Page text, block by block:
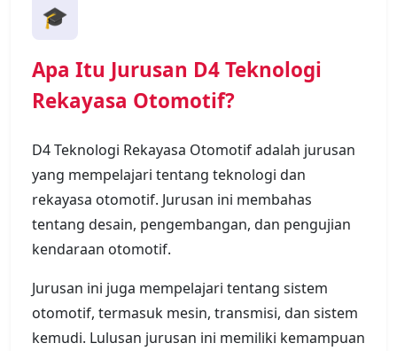
🎓
Apa Itu Jurusan D4 Teknologi
Rekayasa Otomotif?
D4 Teknologi Rekayasa Otomotif adalah jurusan
yang mempelajari tentang teknologi dan
rekayasa otomotif. Jurusan ini membahas
tentang desain, pengembangan, dan pengujian
kendaraan otomotif.
Jurusan ini juga mempelajari tentang sistem
otomotif, termasuk mesin, transmisi, dan sistem
kemudi. Lulusan jurusan ini memiliki kemampuan